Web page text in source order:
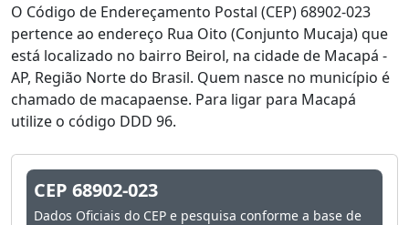
O Código de Endereçamento Postal (CEP) 68902-023
pertence ao endereço Rua Oito (Conjunto Mucaja) que
está localizado no bairro Beirol, na cidade de Macapá -
AP, Região Norte do Brasil. Quem nasce no município é
chamado de macapaense. Para ligar para Macapá
utilize o código DDD 96.
CEP 68902-023
Dados Oficiais do CEP e pesquisa conforme a base de